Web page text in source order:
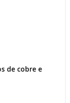
de cobre e